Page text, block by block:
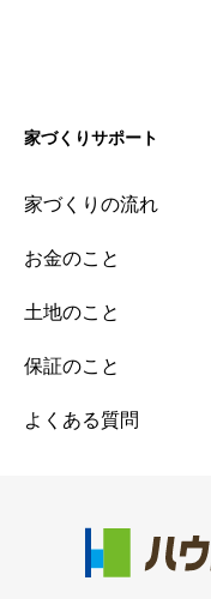
家づくりサポート
家づくりの流れ
お金のこと
土地のこと
保証のこと
よくある質問